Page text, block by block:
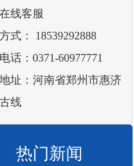
线客服
式： 18539292888
话：0371-60977771
址：河南省郑州市惠济
线
热门新闻